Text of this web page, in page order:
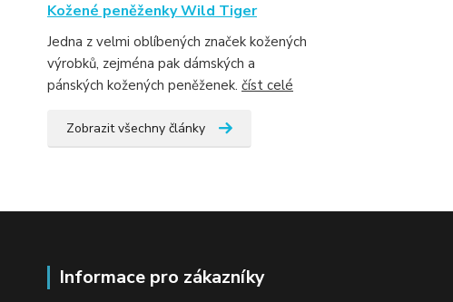
Kožené peněženky Wild Tiger
Jedna z velmi oblíbených značek kožených
výrobků, zejména pak dámských a
pánských kožených peněženek. číst celé
Zobrazit všechny články
Informace pro zákazníky